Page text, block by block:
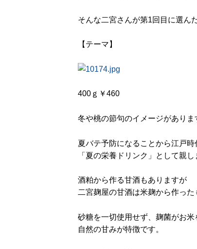
そんな二宮さんが第1回目に選ん
【テーマ】
400ｇ￥460
冬や桃の節句のイメージがありま
夏バテ予防になることから江戸時
「夏の栄養ドリンク」として親し
酒粕から作る甘酒もありますが
二宮麹屋の甘酒は米麹から作った
砂糖を一切使用せず、麹菌がお米
自然の甘みが特徴です。